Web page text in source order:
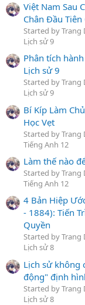
Việt Nam Sau
Chân Đầu
Started by Trang
Lịch sử 9
Phân tích
Lịch sử 9
Started by Trang
Lịch sử 9
Bí Kíp Làm
Học Vẹt
Started by Trang
Tiếng Anh 12
Làm thế nào
Started by Trang
Tiếng Anh 12
4 Bản Hiệp
- 1884): Tiến
Quyền
Started by Trang
Lịch sử 8
Lịch sử không
động" định
Started by Trang
Lịch sử 8